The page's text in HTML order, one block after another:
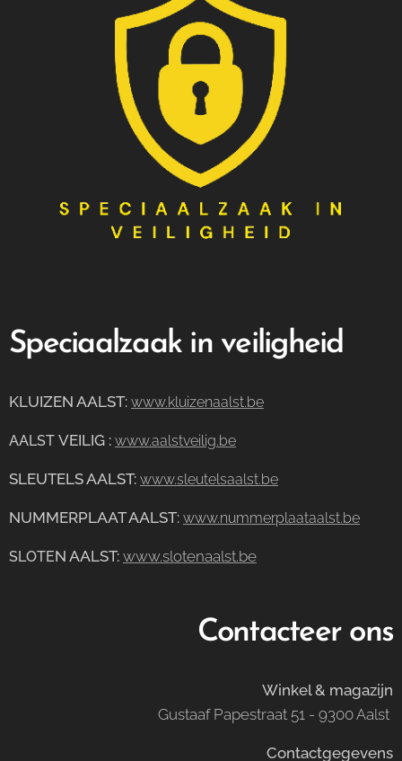
Speciaalzaak in veiligheid
KLUIZEN AALST: www.kluizenaalst.be
AALST VEILIG : www.aalstveilig.be
SLEUTELS AALST: www.sleutelsaalst.be
NUMMERPLAAT AALST: www.nummerplaataalst.be
SLOTEN AALST: www.slotenaalst.be
Contacteer ons
Winkel & magazijn
Gustaaf Papestraat 51 - 9300 Aalst
Contactgegevens